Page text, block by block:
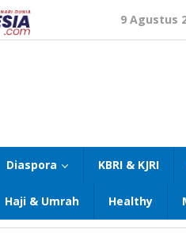
9 Agustus
Diaspora KBRI & KJRI
Haji & Umrah Healthy